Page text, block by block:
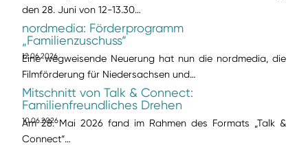
den 28. Juni von 12-13.30…
nordmedia: Förderprogramm
„Familienzuschuss“
12.06.2026
Eine wegweisende Neuerung hat nun die nordmedia, die
Filmförderung für Niedersachsen und…
Mitschnitt von Talk & Connect:
Familienfreundliches Drehen
10.06.2026
Am 28. Mai 2026 fand im Rahmen des Formats „Talk &
Connect“…